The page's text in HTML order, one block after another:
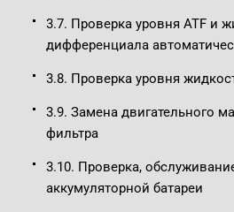
3.7. Проверка уровня ATF и
дифференциала
3.8. Проверка уровня
3.9. Замена двигательного
фильтра
3.10. Проверка,
аккумуляторной батареи